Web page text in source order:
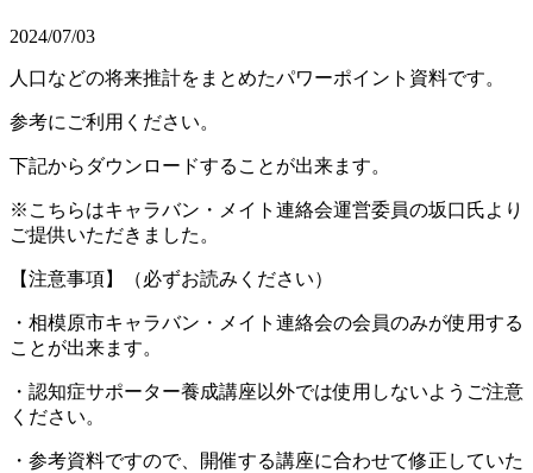
2024/07/03
人口などの将来推計をまとめたパワーポイント資料です。
参考にご利用ください。
下記からダウンロードすることが出来ます。
※こちらはキャラバン・メイト連絡会運営委員の坂口氏より
ご提供いただきました。
【注意事項】（必ずお読みください）
・相模原市キャラバン・メイト連絡会の会員のみが使用する
ことが出来ます。
・認知症サポーター養成講座以外では使用しないようご注意
ください。
・参考資料ですので、開催する講座に合わせて修正していた